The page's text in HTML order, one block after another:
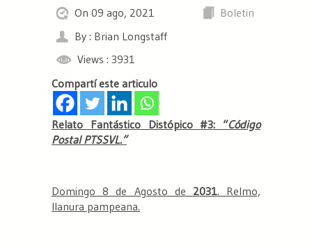
On 09 ago, 2021
Boletin
By : Brian Longstaff
Views : 3931
Compartí este articulo
Relato Fantástico Distópico #3: “Código
Postal PTSSVL.”
Domingo 8 de Agosto de 2031. Relmo,
llanura pampeana.